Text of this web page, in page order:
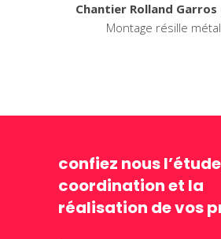
Chantier Rolland Garros
Montage résille
confiez nous
coordination et la
réalisation de vos